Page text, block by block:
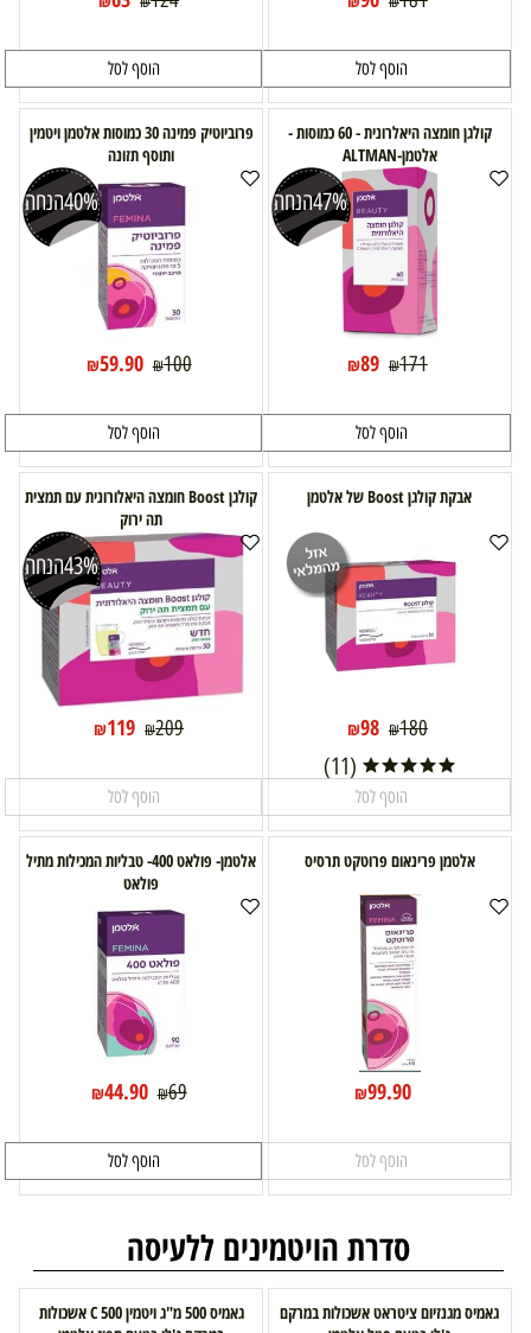
הוסף לסל הוסף לסל
קולגן חומצה היאלרונית - 60 כמוסות -
אלטמן-ALTMAN
47%הנחה
₪171
₪89
הוסף לסל
פרוביוטיק פמינה 30 כמוסות אלטמן ויטמין
ותוסף תזונה
40%הנחה
₪100
₪59.90
הוסף לסל
אבקת קולגן Boost של אלטמן
₪180
₪98
(11)
הוסף לסל
קולגן Boost חומצה היאלורונית עם תמצית
תה ירוק
43%הנחה
₪209
₪119
הוסף לסל
אלטמן ‏‏פרינאום פרוטקט תרסיס
₪99.90
הוסף לסל
אלטמן- פולאט 400- טבליות המכילות מתיל
פולאט
₪69
₪44.90
הוסף לסל
סדרת הויטמינים ללעיסה
גאמיס מגנזיום ציטראט אשכולות במרקם
גאמיס 500 מ"ג ויטמין C 500 אשכולות